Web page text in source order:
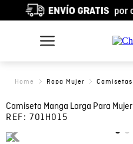
Ropa Mujer Camisetas
Camiseta Manga Larga Para Mujer
REF: 701H015